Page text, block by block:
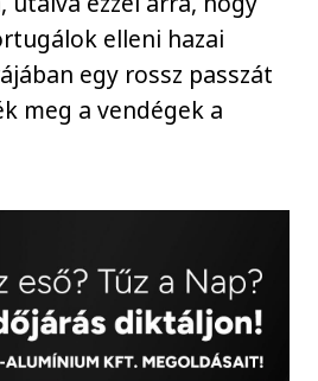
elleni hazai
egy rossz passzát
meg a vendégek a